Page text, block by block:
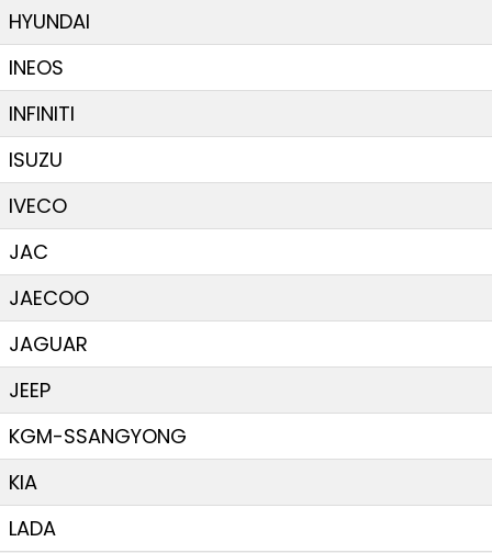
HYUNDAI
INEOS
INFINITI
ISUZU
IVECO
JAC
JAECOO
JAGUAR
JEEP
KGM-SSANGYONG
KIA
LADA